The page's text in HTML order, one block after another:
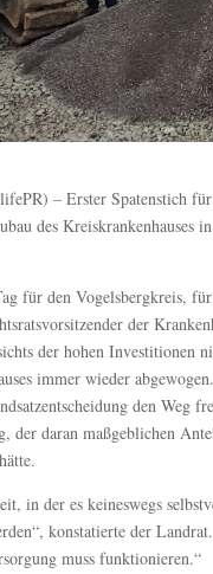
– Erster Spatenstich
des
für den Vogelsbergkreis,
der
der hohen Investitionen
immer wieder
den Weg
der daran maßgeblichen
in der es keineswegs
konstatierte der
muss funktionieren.“